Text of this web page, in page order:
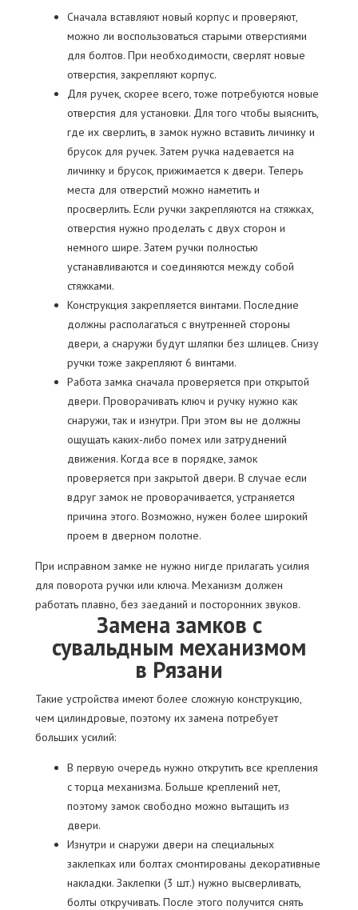
Сначала вставляют новый корпус и проверяют,
можно ли воспользоваться старыми отверстиями
для болтов. При необходимости, сверлят новые
отверстия, закрепляют корпус.
Для ручек, скорее всего, тоже потребуются новые
отверстия для установки. Для того чтобы выяснить,
где их сверлить, в замок нужно вставить личинку и
брусок для ручек. Затем ручка надевается на
личинку и брусок, прижимается к двери. Теперь
места для отверстий можно наметить и
просверлить. Если ручки закрепляются на стяжках,
отверстия нужно проделать с двух сторон и
немного шире. Затем ручки полностью
устанавливаются и соединяются между собой
стяжками.
Конструкция закрепляется винтами. Последние
должны располагаться с внутренней стороны
двери, а снаружи будут шляпки без шлицев. Снизу
ручки тоже закрепляют 6 винтами.
Работа замка сначала проверяется при открытой
двери. Проворачивать ключ и ручку нужно как
снаружи, так и изнутри. При этом вы не должны
ощущать каких-либо помех или затруднений
движения. Когда все в порядке, замок
проверяется при закрытой двери. В случае если
вдруг замок не проворачивается, устраняется
причина этого. Возможно, нужен более широкий
проем в дверном полотне.
При исправном замке не нужно нигде прилагать усилия
для поворота ручки или ключа. Механизм должен
работать плавно, без заеданий и посторонних звуков.
Замена замков с
сувальдным механизмом
в Рязани
Такие устройства имеют более сложную конструкцию,
чем цилиндровые, поэтому их замена потребует
больших усилий:
В первую очередь нужно открутить все крепления
с торца механизма. Больше креплений нет,
поэтому замок свободно можно вытащить из
двери.
Изнутри и снаружи двери на специальных
заклепках или болтах смонтированы декоративные
накладки. Заклепки (3 шт.) нужно высверливать,
болты откручивать. После этого получится снять